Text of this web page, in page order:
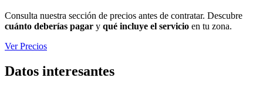
Consulta nuestra sección de precios antes de contratar. Descubre
cuánto deberías pagar y qué incluye el servicio en tu zona.
Ver Precios
Datos interesantes